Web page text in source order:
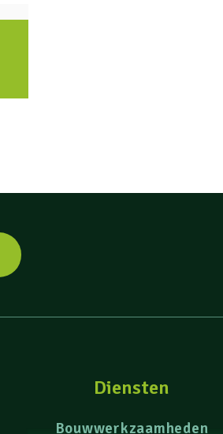
Diensten
Bouwwerkzaamheden